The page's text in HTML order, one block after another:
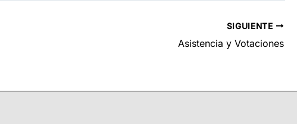
SIGUIENTE
Asistencia y Votaciones